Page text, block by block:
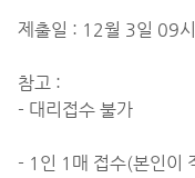
제출일 : 12월 3일 09
참고 :
- 대리접수 불가
- 1인 1매 접수(본인이